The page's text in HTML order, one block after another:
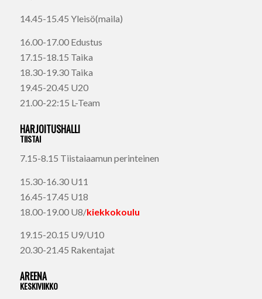
14.45-15.45 Yleisö(maila)
16.00-17.00 Edustus
17.15-18.15 Taika
18.30-19.30 Taika
19.45-20.45 U20
21.00-22:15 L-Team
HARJOITUSHALLI
TIISTAI
7.15-8.15 Tiistaiaamun perinteinen
15.30-16.30 U11
16.45-17.45 U18
18.00-19.00 U8/kiekkokoulu
19.15-20.15 U9/U10
20.30-21.45 Rakentajat
AREENA
KESKIVIIKKO